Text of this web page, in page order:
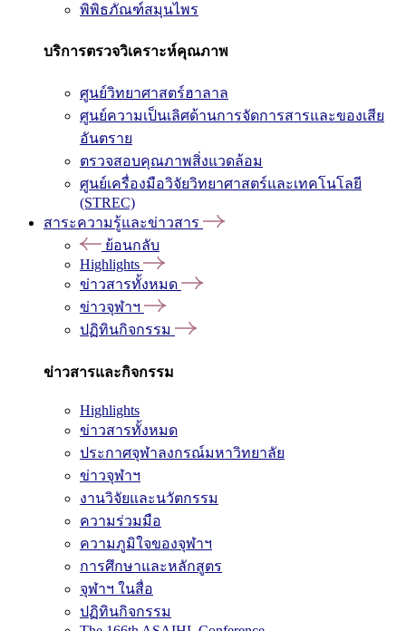
พิพิธภัณฑ์สมุนไพร
บริการตรวจวิเคราะห์คุณภาพ
ศูนย์วิทยาศาสตร์ฮาลาล
ศูนย์ความเป็นเลิศด้านการจัดการสารและของเสีย
อันตราย
ตรวจสอบคุณภาพสิ่งแวดล้อม
ศูนย์เครื่องมือวิจัยวิทยาศาสตร์และเทคโนโลยี
(STREC)
สาระความรู้และข่าวสาร
ย้อนกลับ
Highlights
ข่าวสารทั้งหมด
ข่าวจุฬาฯ
ปฏิทินกิจกรรม
ข่าวสารและกิจกรรม
Highlights
ข่าวสารทั้งหมด
ประกาศจุฬาลงกรณ์มหาวิทยาลัย
ข่าวจุฬาฯ
งานวิจัยและนวัตกรรม
ความร่วมมือ
ความภูมิใจของจุฬาฯ
การศึกษาและหลักสูตร
จุฬาฯ ในสื่อ
ปฏิทินกิจกรรม